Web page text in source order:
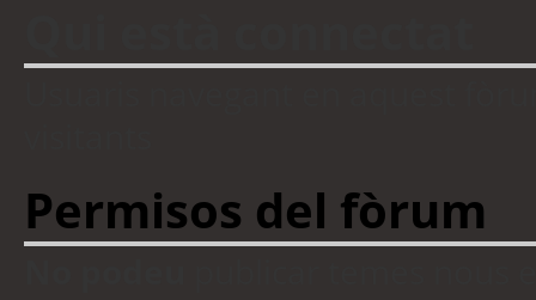
Permisos del fòrum